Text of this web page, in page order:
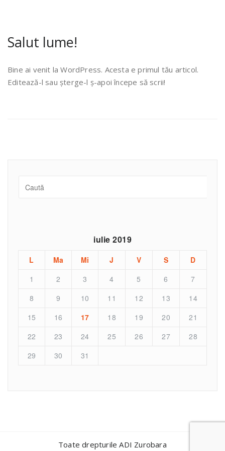
Salut lume!
Bine ai venit la WordPress. Acesta e primul tău articol.
Editează-l sau șterge-l ș-apoi începe să scrii!
iulie 2019
L Ma Mi J V S
D
1
2 3 4 5 6
7
8
9 10 11 12 13
14
15
16 17 18 19 20
21
22
23 24 25 26 27
28
29
30 31
Toate drepturile ADI Zurobara